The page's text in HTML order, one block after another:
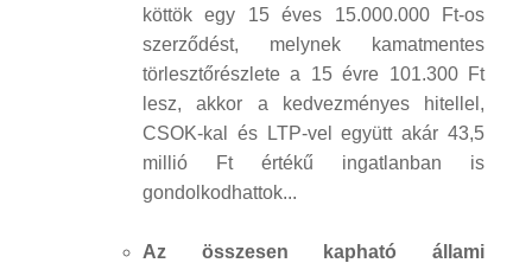
köttök egy 15 éves 15.000.000 Ft-os
szerződést, melynek kamatmentes
törlesztőrészlete a 15 évre 101.300 Ft
lesz, akkor a kedvezményes hitellel,
CSOK-kal és LTP-vel együtt akár 43,5
millió Ft értékű ingatlanban is
gondolkodhattok...
Az összesen kapható állami